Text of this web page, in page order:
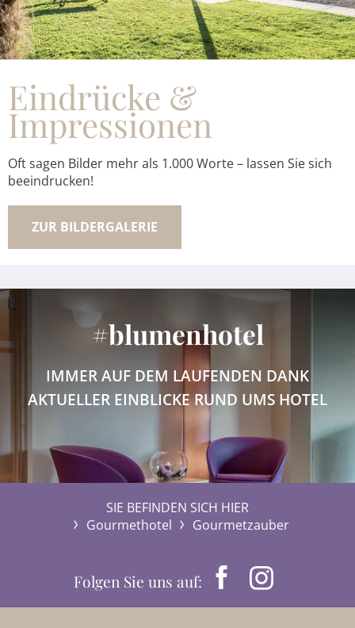
Eindrücke &
Impressionen
Oft sagen Bilder mehr als 1.000 Worte – lassen Sie sich
beeindrucken!
ZUR BILDERGALERIE
#blumenhotel
IMMER AUF DEM LAUFENDEN DANK
AKTUELLER EINBLICKE RUND UMS HOTEL
SIE BEFINDEN SICH HIER
Gourmethotel
Gourmetzauber
Folgen Sie uns auf: